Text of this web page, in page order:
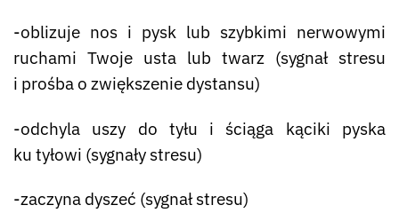
-oblizuje nos i pysk lub szybkimi nerwowymi
ruchami Twoje usta lub twarz (sygnał stresu
i prośba o zwiększenie dystansu)
-odchyla uszy do tyłu i ściąga kąciki pyska
ku tyłowi (sygnały stresu)
-zaczyna dyszeć (sygnał stresu)